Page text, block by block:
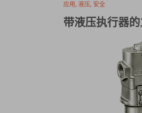
应用, 液压, 安全
带液压执行器